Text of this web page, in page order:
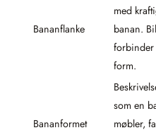
Bananflanke
med
banan.
forbinder
form.
Bananformet
som en
møbler,